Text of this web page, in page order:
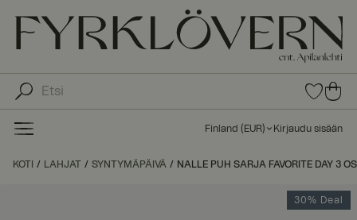
0
tuot
suo
0
tu
ot
a
os
kor
Finland ( EUR) Kirjaudu sisään
KOTI LAHJAT SYNTYMÄPÄIVÄ NALLE PUH SARJA FAVORITE DAY 3
30% Deal